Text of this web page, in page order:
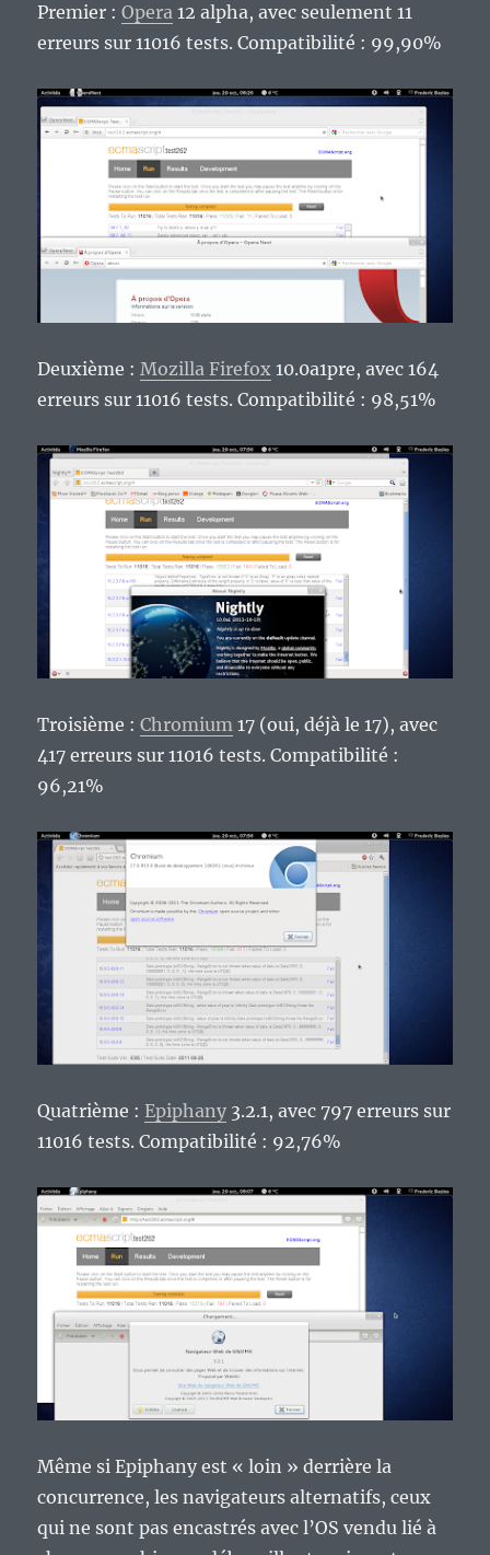
Premier :Opera 12 alpha, avec seulement 11
erreurs sur 11016 tests. Compatibilité : 99,90%
Deuxième : Mozilla Firefox 10.0a1pre, avec 164
erreurs sur 11016 tests. Compatibilité : 98,51%
Troisième :Chromium 17 (oui, déjà le 17), avec
417 erreurs sur 11016 tests. Compatibilité :
96,21%
Quatrième :Epiphany 3.2.1, avec 797 erreurs sur
11016 tests. Compatibilité : 92,76%
Même si Epiphany est « loin » derrière la
concurrence, les navigateurs alternatifs, ceux
qui ne sont pas encastrés avec l’OS vendu lié à